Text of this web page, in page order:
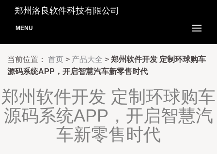
郑州洛良软件科技有限公司
MENU
当前位置： 首页 > 产品大全 > 郑州软件开发 定制环球购车
源码系统APP，开启智慧汽车新零售时代
郑州软件开发 定制环球购车
源码系统APP，开启智慧汽
车新零售时代